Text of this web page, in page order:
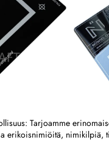
Tarjoamme
erikoisnimiöitä, nimikilpiä,